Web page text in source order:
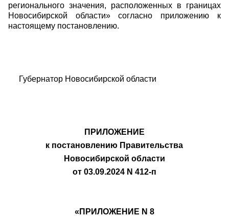
регионального значения, расположенных в границах
Новосибирской области» согласно приложению к
настоящему постановлению.
Губернатор Новосибирской
ПРИЛОЖЕНИЕ
к постановлению Правительства
Новосибирской области
от 03.09.2024 N 412-п
«ПРИЛОЖЕНИЕ N 8